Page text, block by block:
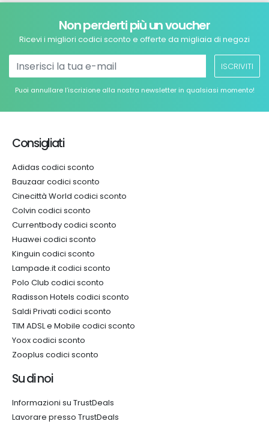
Non perderti più un voucher
Ricevi i migliori codici sconto e offerte da migliaia di negozi
ISCRIVITI
Puoi annullare l’iscrizione alla nostra newsletter in qualsiasi momento!
Consigliati
Adidas codici sconto
Bauzaar codici sconto
Cinecittà World codici sconto
Colvin codici sconto
Currentbody codici sconto
Huawei codici sconto
Kinguin codici sconto
Lampade.it codici sconto
Polo Club codici sconto
Radisson Hotels codici sconto
Saldi Privati codici sconto
TIM ADSL e Mobile codici sconto
Yoox codici sconto
Zooplus codici sconto
Su di noi
Informazioni su TrustDeals
Lavorare presso TrustDeals